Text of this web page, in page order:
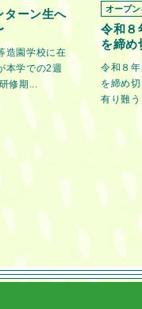
ターン生へ
造園学校に在
本学での2週
修期...
オープ
令和８
を締め
令和８
を締め
有り難